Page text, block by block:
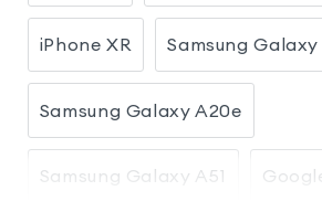
iPhone XR Samsung Galaxy
Samsung Galaxy A20e
Samsung Galaxy A51